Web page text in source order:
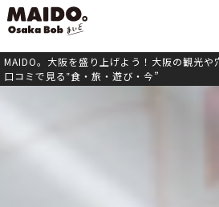
MAIDO。大阪を盛り上げよう！大阪の観光や
口コミで見る‟食・旅・遊び・今”